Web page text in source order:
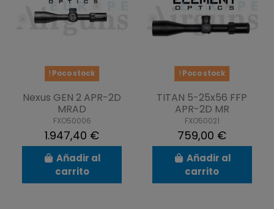
Poco stock
Nexus GEN 2 APR-2D
MRAD
FXO50006
1.947,40 €
Añadir al
carrito
Poco stock
TITAN 5-25x56 FFP
APR-2D MR
FXO50021
759,00 €
Añadir al
carrito